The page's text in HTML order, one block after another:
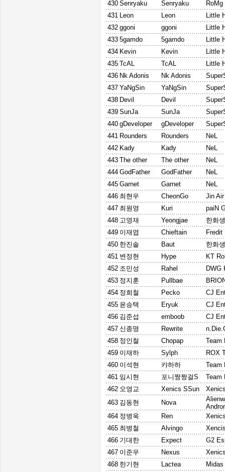
430 Senryaku Senryaku
RoMg
431 Leon Leon
Little
432 ggoni ggoni
Little
433 5gamdo 5gamdo
Little
434 Kevin Kevin
Little
435 TcAL TcAL
Little
436 Nk Adonis Nk Adonis
437 YaNgSin YaNgSin
438 Devil Devil
439 SunJa SunJa
440 gDeveloper gDeveloper
441 Rounders Rounders
NeL
442 Kady Kady
NeL
443 The other The other
NeL
444 GodFather GodFather
NeL
445 Garnet Garnet
NeL
446 최현우 CheonGo
Jin
447 최원영 Kuri
paiN
448 고영재 Yeongjae
한화
449 이재엽 Chieftain
Fredit
450 한진솔 Baut
한화
451 변정현 Hype
KT
452 조민성 Rahel
DWG
453 정지훈 Pullbae
454 정희철 Pecko
CJ
455 윤승택 Eryuk
CJ
456 김준섭 emboob
CJ
457 신종명 Rewrite
458 정인철 Chopap
Team
459 이재하 Sylph
ROX
460 이석현 캬하하
Team
461 임시현 포니짱짱걸S
Team
462 오영교 Xenics SSun
463 김동현 Nova
464 정병욱 Ren
465 최병철 Alvingo
466 기대한 Expect
G2
467 이준우 Nexus
468 한기현 Lactea